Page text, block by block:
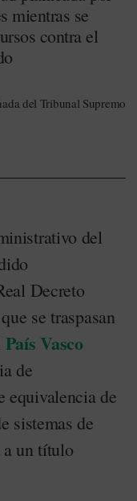
mientras se
contra el
del Tribunal Supremo
del
Decreto
se traspasan
País Vasco
de
equivalencia de
sistemas de
a un título